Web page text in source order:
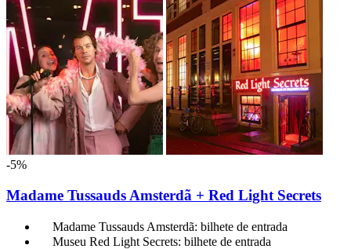
-5%
Madame Tussauds Amsterdã + Red Light Secrets
Madame Tussauds Amsterdã: bilhete de entrada
Museu Red Light Secrets: bilhete de entrada